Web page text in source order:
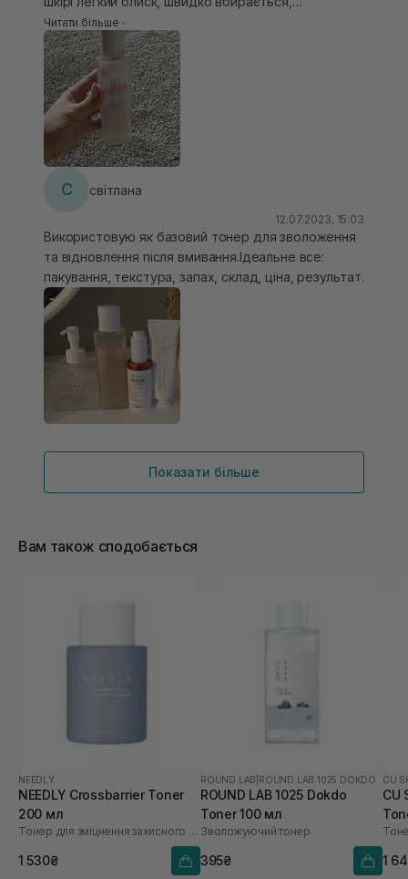
використовую його як зранку так і ввечері в
щоденній рутині наношу руками, похлопуючими
рухами. Без запаху, баночки вистачає на пів року
Читати більше
С світлана
12.07.2023, 15:03
Використовую як базовий тонер для зволоження
та відновлення після вмивання.Ідеальне все:
пакування, текстура, запах, склад, ціна, результат.
Показати більше
Вам також сподобається
NEEDLY
NEEDLY Crossbarrier Toner
200 мл
Тонер для зміцнення захисного бар’єру з керамідами та пантенолом
1 530₴
ROUND LAB ROUND LAB 1025 DOKDO
ROUND LAB 1025 Dokdo
Toner 100 мл
Зволожуючий тонер
395₴
CU
CU
1